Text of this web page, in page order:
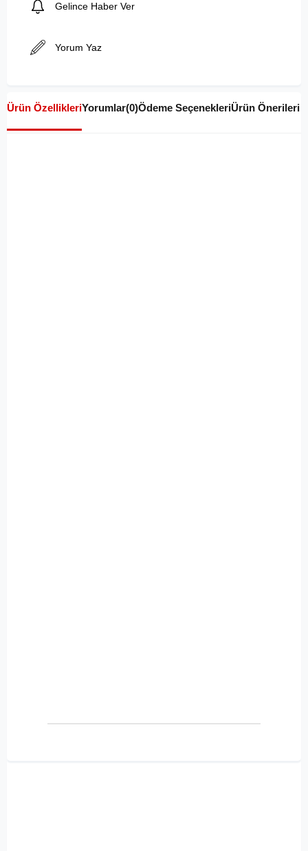
Gelince Haber Ver
Yorum Yaz
Ürün ÖzellikleriYorumlar(0)Ödeme SeçenekleriÜrün Önerileri